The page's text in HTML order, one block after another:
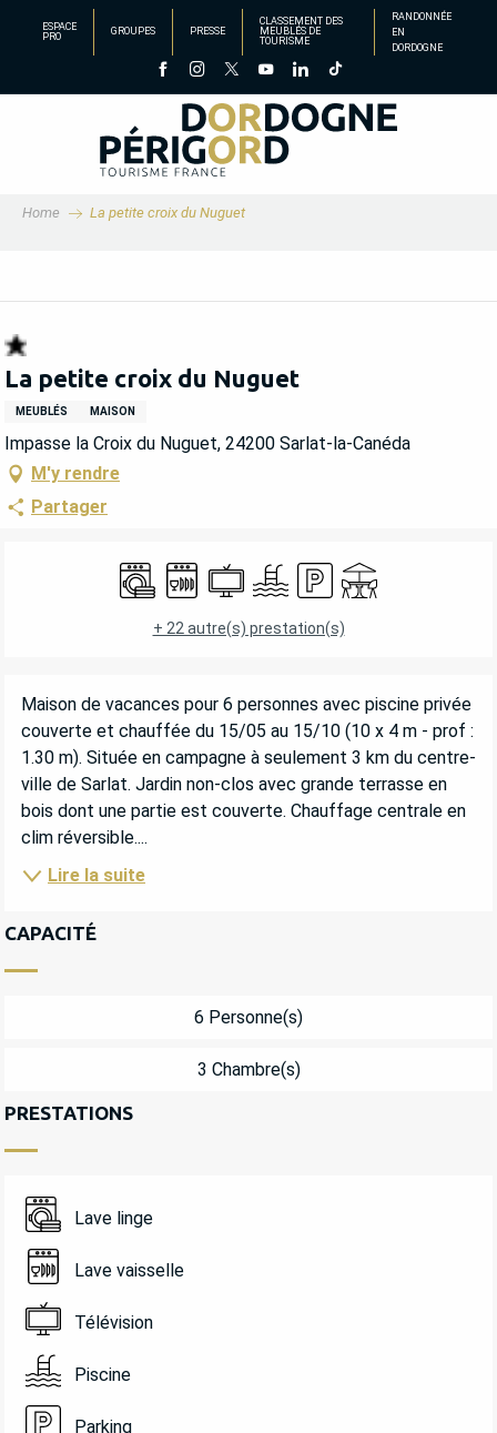
principal
ESPACE
PRO
GROUPES PRESSE
CLASSEMENT DES
MEUBLÉS DE
TOURISME
RANDONNÉE
EN
DORDOGNE
Home La petite croix du Nuguet
La petite croix du Nuguet
MEUBLÉS MAISON
Impasse la Croix du Nuguet, 24200 Sarlat-la-Canéda
M'y rendre
Partager
OUVERTURE ET COORDONNÉES
Lave lingeLave vaisselle
TélévisionPiscineParkingTerrasse
+ 22 autre(s) prestation(s)
DESCRIPTION
Maison de vacances pour 6 personnes avec piscine privée
couverte et chauffée du 15/05 au 15/10 (10 x 4 m - prof :
1.30 m). Située en campagne à seulement 3 km du centre-
ville de Sarlat. Jardin non-clos avec grande terrasse en
bois dont une partie est couverte. Chauffage centrale en
clim réversible....
Lire la suite
CAPACITÉ
6 Personne(s)
3 Chambre(s)
PRESTATIONS
Lave linge
Lave vaisselle
Télévision
Piscine
Parking